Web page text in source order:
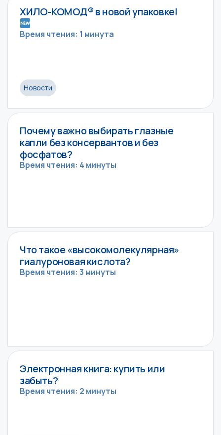
ХИЛО-КОМОД® в новой упаковке!
Время чтения: 1 минута
Новости
Почему важно выбирать глазные
капли без консервантов и без
фосфатов?
Время чтения: 4 минуты
Что такое «высокомолекулярная»
гиалуроновая кислота?
Время чтения: 3 минуты
Электронная книга: купить или
забыть?
Время чтения: 2 минуты